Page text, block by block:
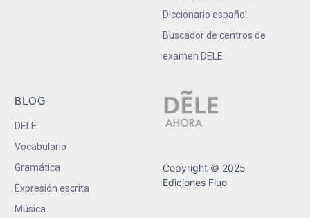
Diccionario español
Buscador de centros de
examen DELE
BLOG
DELE
Vocabulario
Gramática
Expresión escrita
Música
Copyright © 2025
Ediciones Fluo